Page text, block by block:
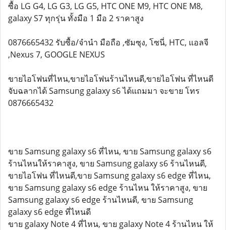
ซื้อ LG G4, LG G3, LG G5, HTC ONE M9, HTC ONE M8,
galaxy S7 ทุกรุ่น ทั้งมือ 1 มือ 2 ราคาสูง
0876665432 รับซื้อ/จำนำ มือถือ ,ซัมซุง, โซนี่, HTC, แอลจี
,Nexus 7, GOOGLE NEXUS
ขายไอโฟนที่ไหน,ขายไอโฟนร้านไหนดี,ขายไอโฟน ที่ไหนดี
จับฉลากได้ Samsung galaxy s6 ได้แถมมา จะขาย โทร
0876665432
ขาย Samsung galaxy s6 ที่ไหน, ขาย Samsung galaxy s6
ร้านไหนให้ราคาสูง, ขาย Samsung galaxy s6 ร้านไหนดี,
ขายไอโฟน ที่ไหนดี,ขาย Samsung galaxy s6 edge ที่ไหน,
ขาย Samsung galaxy s6 edge ร้านไหน ให้ราคาสูง, ขาย
Samsung galaxy s6 edge ร้านไหนดี, ขาย Samsung
galaxy s6 edge ที่ไหนดี
ขาย galaxy Note 4 ที่ไหน, ขาย galaxy Note 4 ร้านไหน ให้